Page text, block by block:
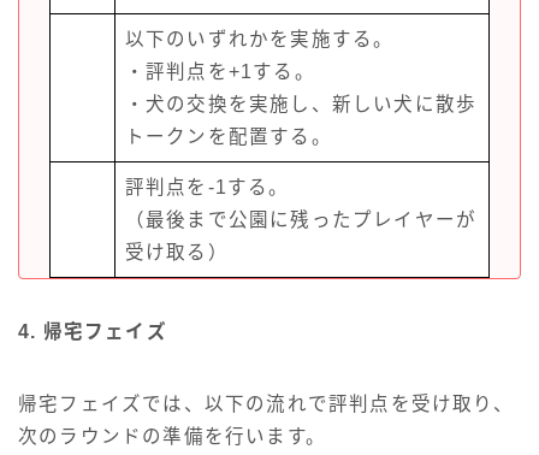
以下のいずれかを実施する。
・評判点を+1する。
・犬の交換を実施し、新しい犬に散歩
トークンを配置する。
評判点を-1する。
（最後まで公園に残ったプレイヤーが
受け取る）
4. 帰宅フェイズ
帰宅フェイズでは、以下の流れで評判点を受け取り、
次のラウンドの準備を行います。